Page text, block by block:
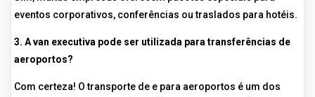
eventos corporativos, conferências ou traslados para hotéis.
3. A van executiva pode ser utilizada para transferências de
aeroportos?
Com certeza! O transporte de e para aeroportos é um dos